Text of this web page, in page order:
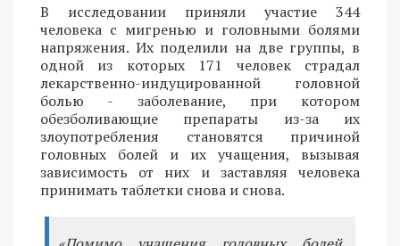
В исследовании приняли участие 344
человека с мигренью и головными болями
напряжения. Их поделили на две группы, в
одной из которых 171 человек страдал
лекарственно-индуцированной головной
болью - заболевание, при котором
обезболивающие препараты из-за их
злоупотребления становятся причиной
головных болей и их учащения, вызывая
зависимость от них и заставляя человека
принимать таблетки снова и снова.